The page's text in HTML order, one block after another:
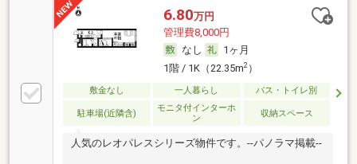
6.80万円
管理費8,000円
なし
1ヶ月
1階 / 1K（22.35m2）
敷金なし 一人暮らし バス・トイレ別
駐車場(近隣含)
モニタ付インターホ
ン
収納スペース
人気のレオパレスシリーズ物件です。--パノラマ掲載--